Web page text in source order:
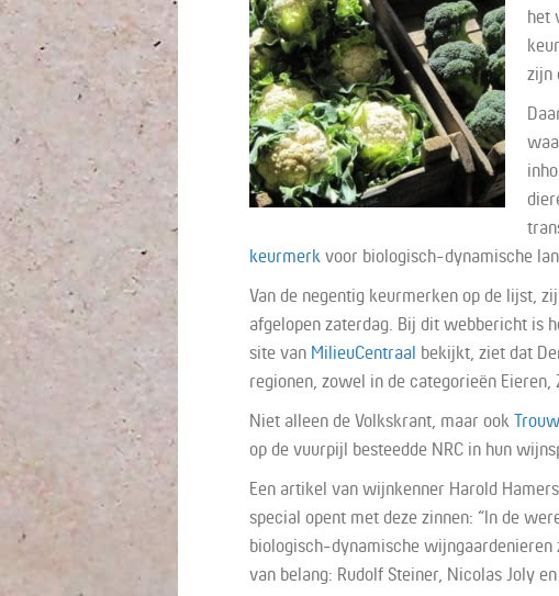
het
zijn
keurmerk voor biologisch-dynamische
Van de negentig keurmerken op de lijst,
afgelopen zaterdag. Bij dit webbericht is
site van MilieuCentraal bekijkt, ziet dat
regionen, zowel in de categorieën
Niet alleen de Volkskrant, maar ook Trouw
op de vuurpijl besteedde NRC in hun
Een artikel van wijnkenner Harold
special opent met deze zinnen: “In de
biologisch-dynamische wijngaardenieren
van belang: Rudolf Steiner, Nicolas Joly